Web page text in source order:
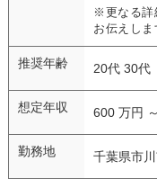
※更なる詳
お伝えしま
推奨年齢 20代 30代
想定年収 600 万円
勤務地 千葉県市